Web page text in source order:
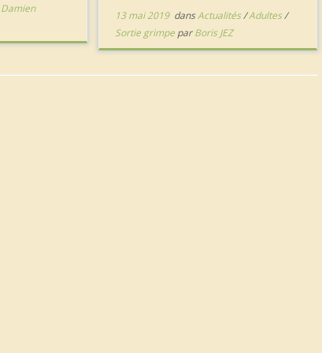
Damien
13 mai 2019dansActualités/Adultes/
Sortie grimpe parBoris JEZ